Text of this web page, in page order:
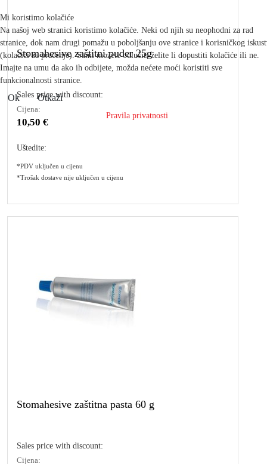
Stomahesive zaštitni puder 25g
Sales price with discount:
Cijena:
10,50 €
Uštedite:
*PDV uključen u cijenu
*Trošak dostave nije uključen u cijenu
Stomahesive zaštitna pasta 60 g
Sales price with discount:
Cijena:
Mi koristimo kolačiće
Na našoj web stranici koristimo kolačiće. Neki od njih su neophodni za rad
stranice, dok nam drugi pomažu u poboljšanju ove stranice i korisničkog
(kolačići za praćenje). Sami možete odlučiti želite li dopustiti kolačiće ili ne.
Imajte na umu da ako ih odbijete, možda nećete moći koristiti sve
funkcionalnosti stranice.
Ok Otkaži
Pravila privatnosti